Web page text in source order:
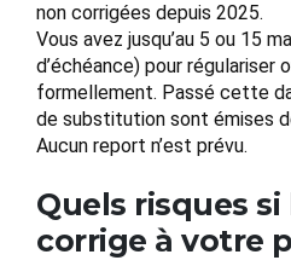
non corrigées depuis 2025.
Vous avez jusqu’au 5 ou 15
d’échéance) pour régulariser
formellement. Passé cette
de substitution sont émises
Aucun report n’est prévu.
Quels risques si
corrige à votre